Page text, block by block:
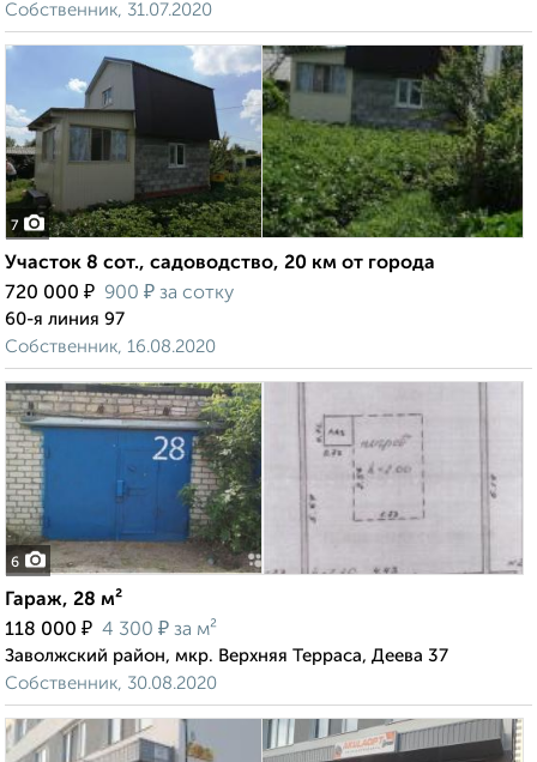
Собственник, 31.07.2020
7
Участок 8 сот., садоводство, 20 км от города
720 000 ₽ 900 ₽ за сотку
60-я линия 97
Собственник, 16.08.2020
6
Гараж, 28 м²
118 000 ₽ 4 300 ₽ за м²
Заволжский район, мкр. Верхняя Терраса, Деева 37
Собственник, 30.08.2020